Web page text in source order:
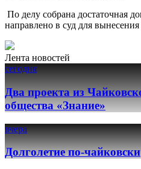
По делу собрана достаточная
направлено в суд для
Лента новостей
сегодня
Два проекта из
общества «Знание»
вчера
Долголетие по-чайковски